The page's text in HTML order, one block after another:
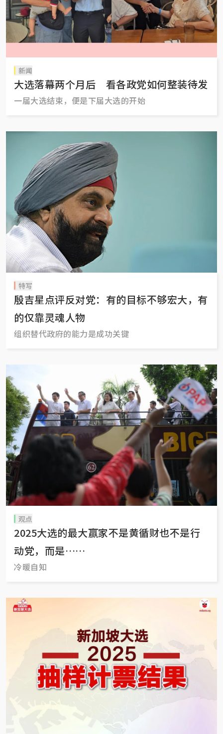
新闻
大选落幕两个月后 看各政党如何整装待发
一届大选结束，便是下届大选的开始
特写
殷吉星点评反对党：有的目标不够宏大，有
的仅靠灵魂人物
组织替代政府的能力是成功关键
观点
2025大选的最大赢家不是黄循财也不是行
动党，而是……
冷暖自知